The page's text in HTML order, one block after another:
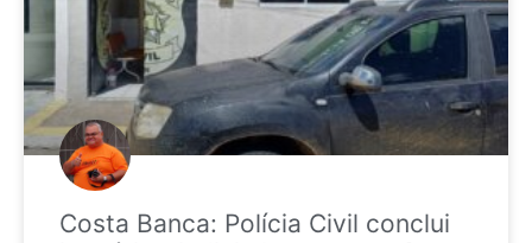
Costa Banca: Polícia Civil conclui